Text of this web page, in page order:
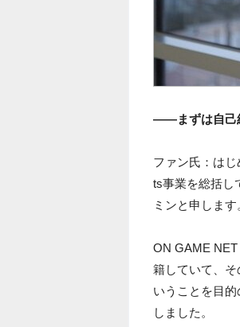
――まずは自己
ファン氏：は
ts事業を総括し
ミンと申します
ON GAME
籍していて、そ
いうことを目
しました。